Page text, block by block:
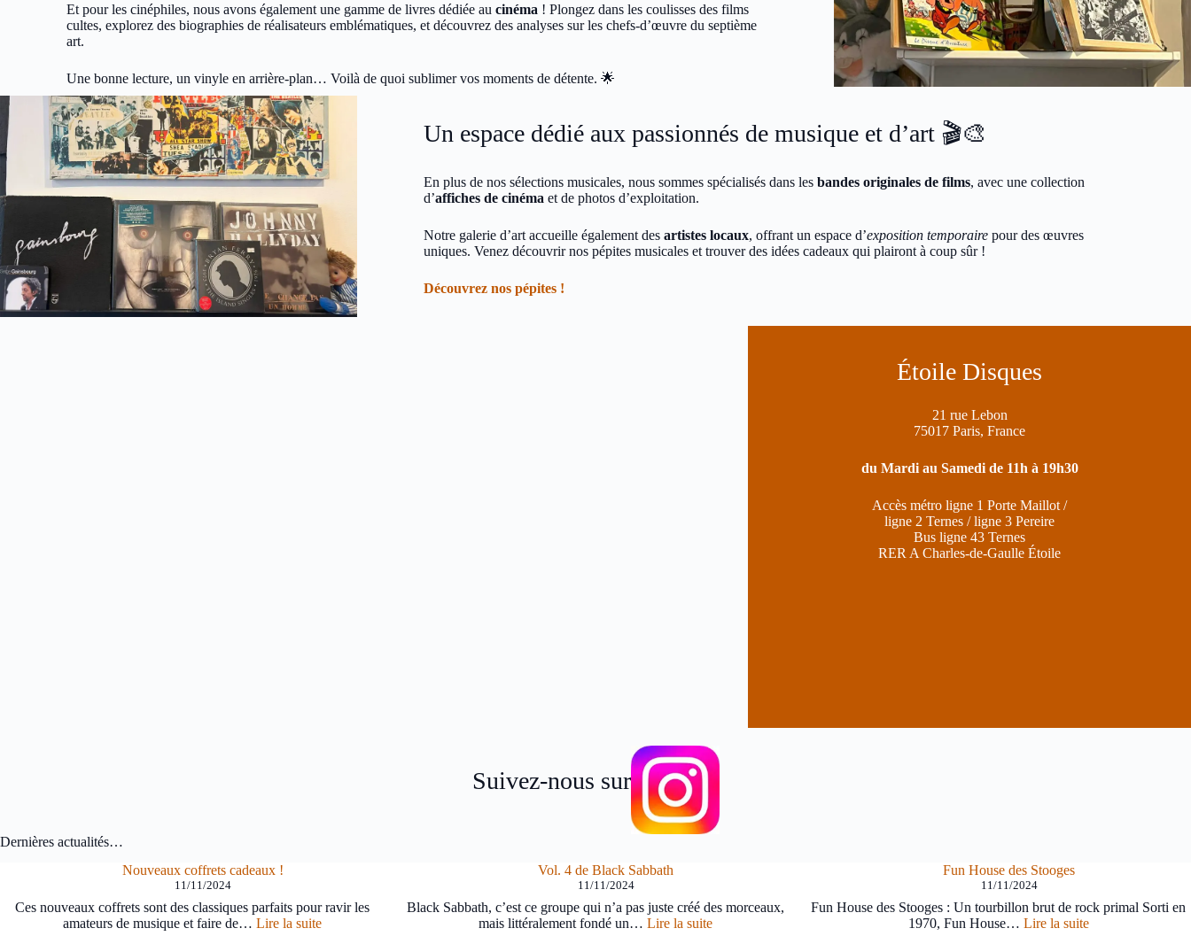
Et pour les cinéphiles, nous avons également une gamme de livres dédiée aucinéma ! Plongez dans les coulisses des films
cultes, explorez des biographies de réalisateurs emblématiques, et découvrez des analyses sur les chefs-d’œuvre du septième
art.
Une bonne lecture, un vinyle en arrière-plan… Voilà de quoi sublimer vos moments de détente. 🌟
Un espace dédié aux passionnés de musique et d’art 🎬🎨
En plus de nos sélections musicales, nous sommes spécialisés dans lesbandes originales de films, avec une collection
d’affiches de cinéma et de photos d’exploitation.
Notre galerie d’art accueille également desartistes locaux, offrant un espace d’exposition temporairepour des œuvres
uniques. Venez découvrir nos pépites musicales et trouver des idées cadeaux qui plairont à coup sûr !
Découvrez nos pépites !
Étoile Disques
21 rue Lebon
75017 Paris, France
du Mardi au Samedi de 11h à 19h30
Accès métro ligne 1 Porte Maillot /
ligne 2 Ternes / ligne 3 Pereire
Bus ligne 43 Ternes
RER A Charles-de-Gaulle Étoile
Suivez-nous sur
Dernières actualités…
Nouveaux coffrets cadeaux !
11/11/2024
Ces nouveaux coffrets sont des classiques parfaits pour ravir les
amateurs de musique et faire de…Lire la suite:
Vol. 4 de Black Sabbath
11/11/2024
Black Sabbath, c’est ce groupe qui n’a pas juste créé des morceaux,
mais littéralement fondé un… Lire la suite:
Fun House des Stooges
11/11/2024
Fun House des Stooges : Un tourbillon brut de rock primal Sorti en
1970, Fun House… Lire la suite: